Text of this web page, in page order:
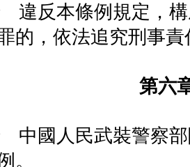
違反本條例規定，
的，依法追究刑事責
第六
中國人民武裝警察
。